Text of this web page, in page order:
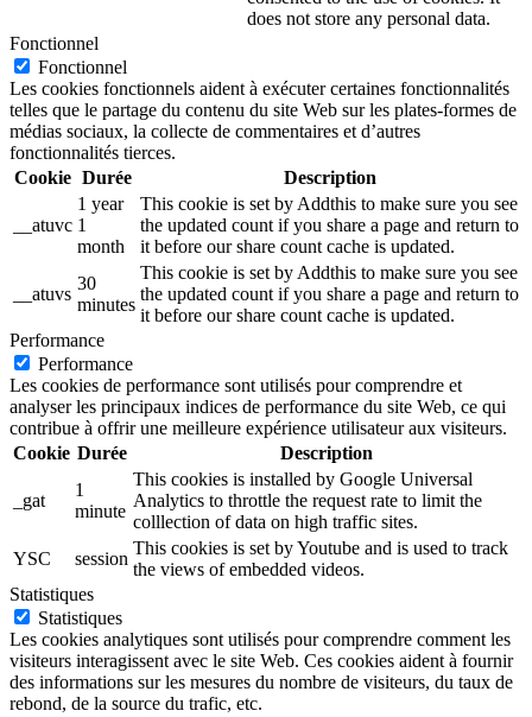
does not store any personal data.
Fonctionnel
Fonctionnel
Les cookies fonctionnels aident à exécuter certaines fonctionnalités
telles que le partage du contenu du site Web sur les plates-formes de
médias sociaux, la collecte de commentaires et d’autres
fonctionnalités tierces.
Cookie Durée Description
__atuvc
1 year
1
month
This cookie is set by Addthis to make sure you see
the updated count if you share a page and return to
it before our share count cache is updated.
__atuvs
30
minutes
This cookie is set by Addthis to make sure you see
the updated count if you share a page and return to
it before our share count cache is updated.
Performance
Performance
Les cookies de performance sont utilisés pour comprendre et
analyser les principaux indices de performance du site Web, ce qui
contribue à offrir une meilleure expérience utilisateur aux visiteurs.
Cookie Durée Description
_gat
1
minute
This cookies is installed by Google Universal
Analytics to throttle the request rate to limit the
colllection of data on high traffic sites.
YSC
session
This cookies is set by Youtube and is used to track
the views of embedded videos.
Statistiques
Statistiques
Les cookies analytiques sont utilisés pour comprendre comment les
visiteurs interagissent avec le site Web. Ces cookies aident à fournir
des informations sur les mesures du nombre de visiteurs, du taux de
rebond, de la source du trafic, etc.